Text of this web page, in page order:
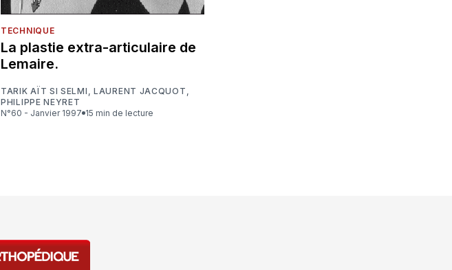
TECHNIQUE
La plastie extra-articulaire de
Lemaire.
TARIK AÏT SI SELMI ,LAURENT JACQUOT
PHILIPPE NEYRET
N°60 - Janvier 1997
15 min de lecture